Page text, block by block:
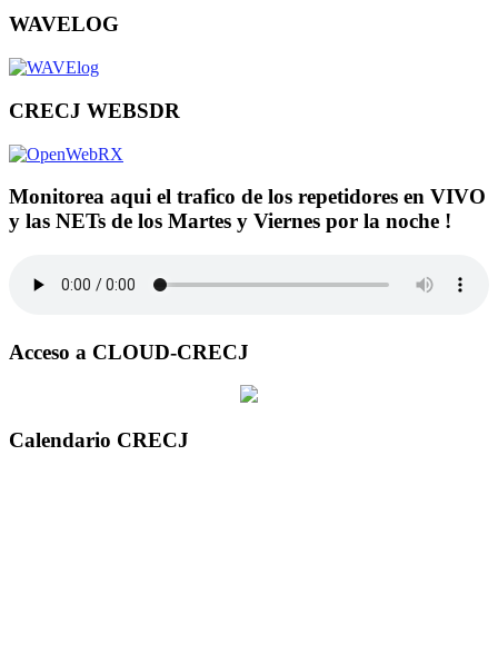
WAVELOG
CRECJ WEBSDR
Monitorea aqui el trafico de los repetidores en VIVO
y las NETs de los Martes y Viernes por la noche !
Acceso a CLOUD-CRECJ
Calendario CRECJ